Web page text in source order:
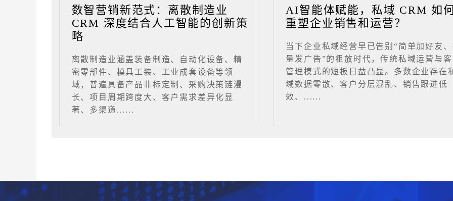
数智营销新范式：离散制造业
CRM 深度结合人工智能的创新策
略
离散制造业涵盖装备制造、自动化设备、精
密零部件、模具工装、工业成套设备等领
域，普遍具备产品非标定制、采购决策链漫
长、项目周期跨度大、客户需求差异化显
著、多渠道......
AI智能体赋能，私域 CRM 如
重塑企业销售和运营？
当下企业私域经营早已告别“简单加好友
量发广告”的粗放时代，传统私域运营与客
管理模式的短板日益凸显。多数企业存在
域数据零散、客户分层混乱、销售跟进低
效、......